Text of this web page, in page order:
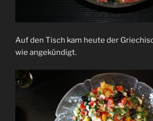
Auf den Tisch kam heute der
wie angekündigt.